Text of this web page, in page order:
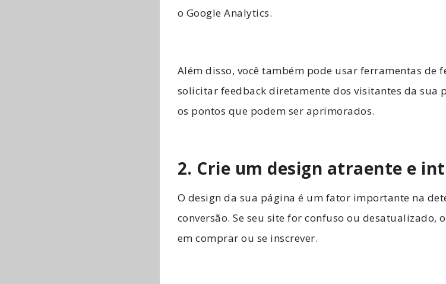
o Google Analytics.
Além disso, você também pode usar ferramentas de
solicitar feedback diretamente dos visitantes da sua
os pontos que podem ser aprimorados.
2. Crie um design atraente e
O design da sua página é um fator importante na
conversão. Se seu site for confuso ou desatualizado,
em comprar ou se inscrever.